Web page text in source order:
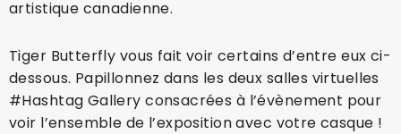
artistique canadienne.
Tiger Butterfly vous fait voir certains d’entre eux ci-
dessous. Papillonnez dans les deux salles virtuelles
#Hashtag Gallery consacrées à l’évènement pour
voir l’ensemble de l’exposition avec votre casque !